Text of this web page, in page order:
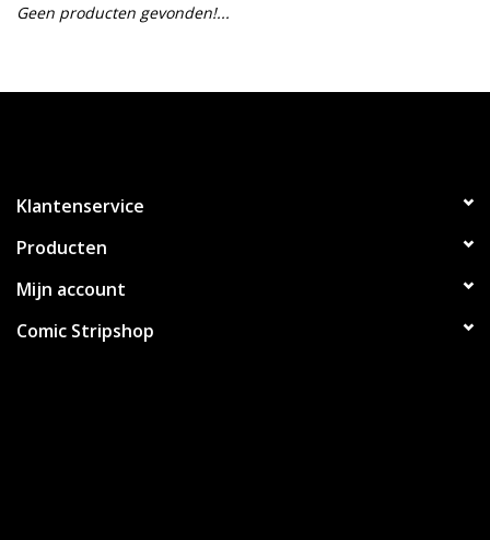
Geen producten gevonden!...
Klantenservice
Producten
Mijn account
Comic Stripshop